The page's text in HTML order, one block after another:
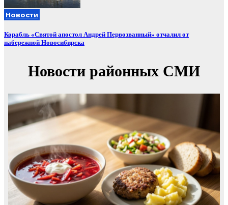
Новости
Корабль «Святой апостол Андрей Первозванный» отчалил от
набережной Новосибирска